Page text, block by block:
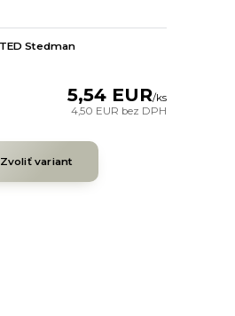
Stedman
5,54 EUR/ks
4,50 EUR bez DPH
Zvoliť variant